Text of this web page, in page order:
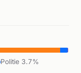
Politie 3.7%